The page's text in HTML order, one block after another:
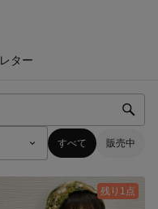
レター
すべて 販売中
残り1点